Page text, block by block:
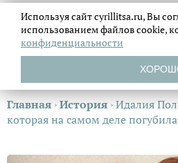
Главная ›История ›Идалия
которая на самом деле
Используя сайт cyrillitsa.ru, Вы
использованием файловcookie,
конфиденциальности